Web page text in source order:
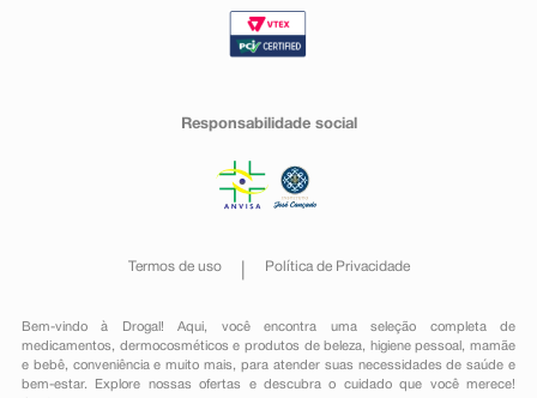
Responsabilidade social
Termos de uso Política de Privacidade
Bem-vindo à Drogal! Aqui, você encontra uma seleção completa de
medicamentos , dermocosméticos e produtos de beleza, higiene pessoal ,mamãe
e bebê, conveniênciae muito mais, para atender suas necessidades de saúde e
bem-estar. Explore nossas ofertas e descubra o cuidado que você merece!